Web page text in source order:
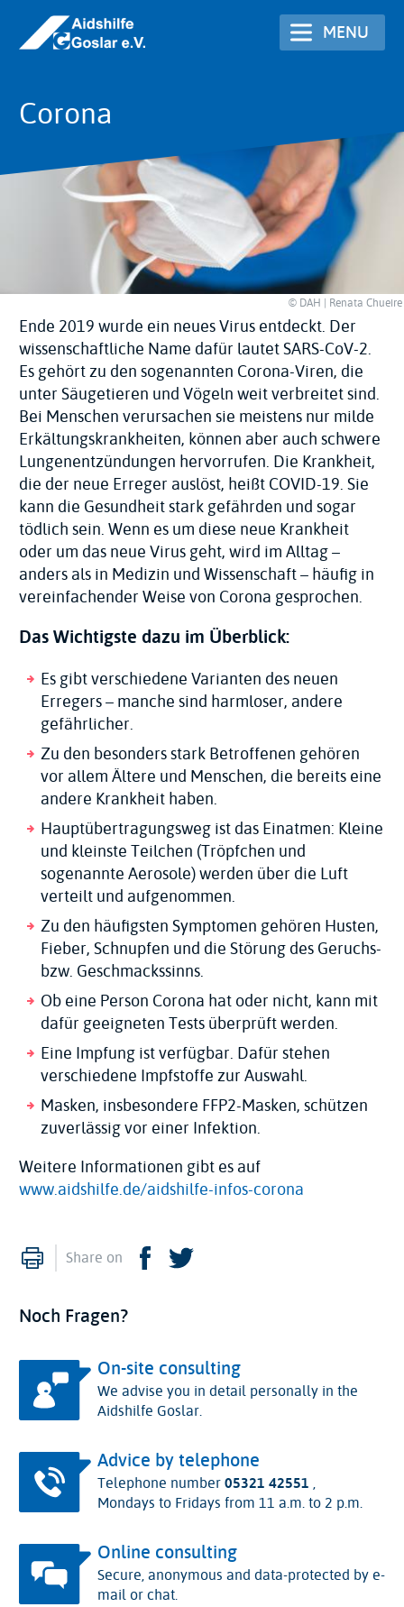
MENU
Corona
© DAH | Renata Chueire
Ende 2019 wurde ein neues Virus entdeckt. Der
wissenschaftliche Name dafür lautet SARS-CoV-2.
Es gehört zu den sogenannten Corona-Viren, die
unter Säugetieren und Vögeln weit verbreitet sind.
Bei Menschen verursachen sie meistens nur milde
Erkältungskrankheiten, können aber auch schwere
Lungenentzündungen hervorrufen. Die Krankheit,
die der neue Erreger auslöst, heißt COVID-19. Sie
kann die Gesundheit stark gefährden und sogar
tödlich sein. Wenn es um diese neue Krankheit
oder um das neue Virus geht, wird im Alltag –
anders als in Medizin und Wissenschaft – häufig in
vereinfachender Weise von Corona gesprochen.
Das Wichtigste dazu im Überblick:
Es gibt verschiedene Varianten des neuen
Erregers – manche sind harmloser, andere
gefährlicher.
Zu den besonders stark Betroffenen gehören
vor allem Ältere und Menschen, die bereits eine
andere Krankheit haben.
Hauptübertragungsweg ist das Einatmen: Kleine
und kleinste Teilchen (Tröpfchen und
sogenannte Aerosole) werden über die Luft
verteilt und aufgenommen.
Zu den häufigsten Symptomen gehören Husten,
Fieber, Schnupfen und die Störung des Geruchs-
bzw. Geschmackssinns.
Ob eine Person Corona hat oder nicht, kann mit
dafür geeigneten Tests überprüft werden.
Eine Impfung ist verfügbar. Dafür stehen
verschiedene Impfstoffe zur Auswahl.
Masken, insbesondere FFP2-Masken, schützen
zuverlässig vor einer Infektion.
Weitere Informationen gibt es auf
www.aidshilfe.de/aidshilfe-infos-corona
Print
Share on Facebook
Noch Fragen?
On-site consulting
We advise you in detail personally in the
Aidshilfe Goslar.
Advice by telephone
Telephone number05321 42551 ,
Mondays to Fridays from 11 a.m. to 2 p.m.
Online consulting
Secure, anonymous and data-protected by e-
mail or chat.